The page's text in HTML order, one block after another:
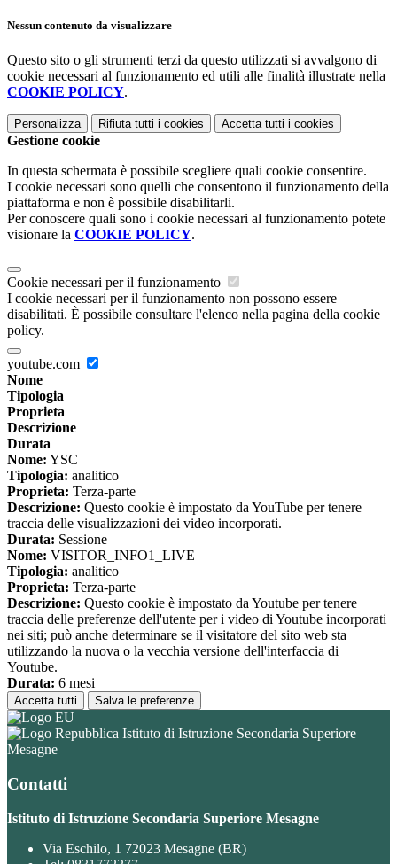
Nessun contenuto da visualizzare
Questo sito o gli strumenti terzi da questo utilizzati si avvalgono di
cookie necessari al funzionamento ed utili alle finalità illustrate nella
COOKIE POLICY.
Personalizza Rifiuta tutti i cookies Accetta tutti i cookies
Gestione cookie
In questa schermata è possibile scegliere quali cookie consentire.
I cookie necessari sono quelli che consentono il funzionamento della
piattaforma e non è possibile disabilitarli.
Per conoscere quali sono i cookie necessari al funzionamento potete
visionare la COOKIE POLICY.
Cookie necessari per il funzionamento
I cookie necessari per il funzionamento non possono essere
disabilitati. È possibile consultare l'elenco nella pagina della cookie
policy.
youtube.com
Nome
Tipologia
Proprieta
Descrizione
Durata
Nome: YSC
Tipologia: analitico
Proprieta: Terza-parte
Descrizione: Questo cookie è impostato da YouTube per tenere
traccia delle visualizzazioni dei video incorporati.
Durata: Sessione
Nome: VISITOR_INFO1_LIVE
Tipologia: analitico
Proprieta: Terza-parte
Descrizione: Questo cookie è impostato da Youtube per tenere
traccia delle preferenze dell'utente per i video di Youtube incorporati
nei siti; può anche determinare se il visitatore del sito web sta
utilizzando la nuova o la vecchia versione dell'interfaccia di
Youtube.
Durata: 6 mesi
Accetta tutti Salva le preferenze
Istituto di Istruzione Secondaria Superiore
Mesagne
Contatti
Istituto di Istruzione Secondaria Superiore Mesagne
Via Eschilo, 1 72023 Mesagne (BR)